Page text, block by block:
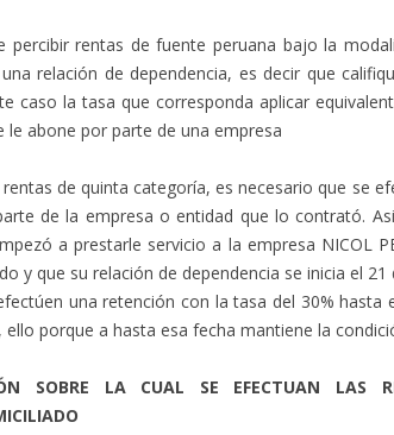
percibir rentas de fuente peruana bajo la
relación de dependencia, es decir que
caso la tasa que corresponda aplicar
abone por parte de una empresa
de quinta categoría, es necesario que se
de la empresa o entidad que lo contrató.
a prestarle servicio a la empresa NICOL
y que su relación de dependencia se inicia el 21
una retención con la tasa del 30% hasta
ello porque a hasta esa fecha mantiene la
SOBRE LA CUAL SE EFECTUAN LAS